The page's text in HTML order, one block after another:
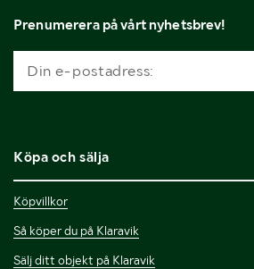
Prenumerera på vårt nyhetsbrev!
Köpa och sälja
Köpvillkor
Så köper du på Klaravik
Sälj ditt objekt på Klaravik